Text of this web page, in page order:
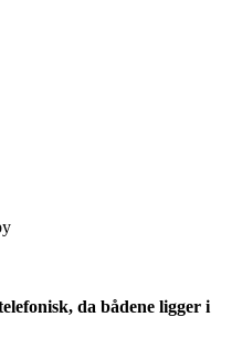
da bådene ligger i